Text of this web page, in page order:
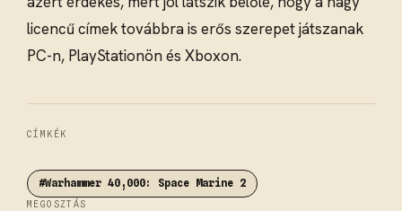
licencű címek továbbra is erős szerepet játszanak
PC-n, PlayStationön és Xboxon.
CÍMKÉK
#Warhammer 40,000: Space Marine 2
MEGOSZTÁS